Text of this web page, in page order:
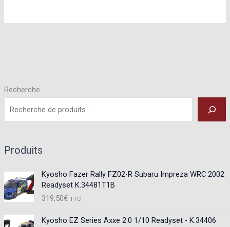
Recherche
Produits
Kyosho Fazer Rally FZ02-R Subaru Impreza WRC 2002
Readyset K.34481T1B
319,50€ TTC
Kyosho EZ Series Axxe 2.0 1/10 Readyset - K.34406